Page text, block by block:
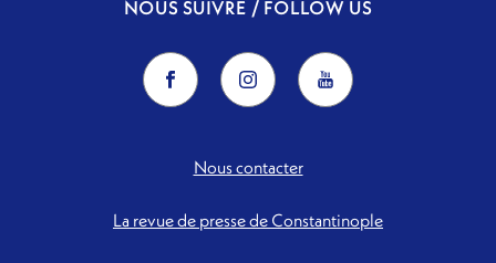
NOUS SUIVRE / FOLLOW US
Nous contacter
La revue de presse de Constantinople